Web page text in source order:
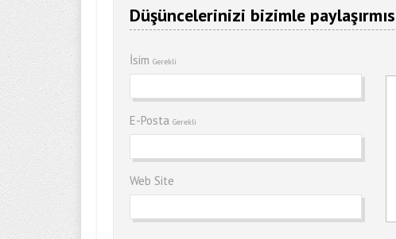
Düşüncelerinizi bizimle
İsim Gerekli
E-Posta Gerekli
Web Site